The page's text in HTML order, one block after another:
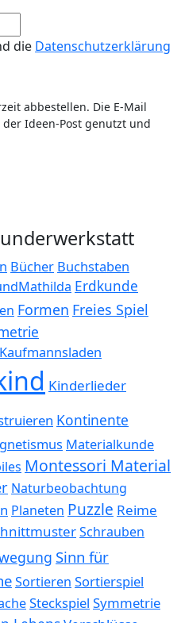
die Datenschutzerklärung
abbestellen. Die E-Mail
Ideen-Post genutzt und
Bücher Buchstaben
Erdkunde
Formen Freies Spiel
Kaufmannsladen
Kinderlieder
Kontinente
Materialkunde
Montessori Material
Naturbeobachtung
Planeten Puzzle Reime
Schrauben
Sinn für
Sortieren Sortierspiel
Steckspiel Symmetrie